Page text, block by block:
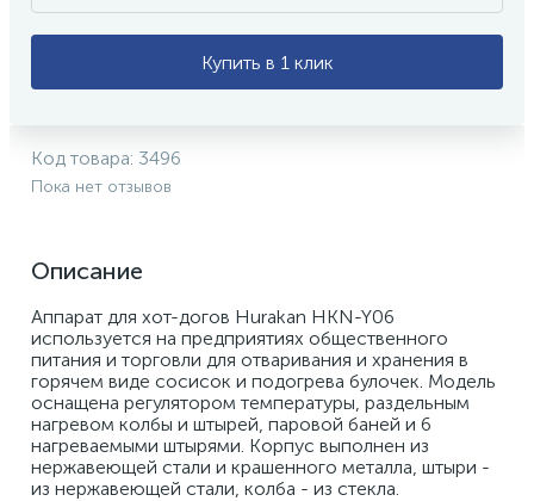
Купить в 1 клик
Код товара: 3496
Пока нет отзывов
Описание
Аппарат для хот-догов Hurakan HKN-Y06
используется на предприятиях общественного
питания и торговли для отваривания и хранения в
горячем виде сосисок и подогрева булочек. Модель
оснащена регулятором температуры, раздельным
нагревом колбы и штырей, паровой баней и 6
нагреваемыми штырями. Корпус выполнен из
нержавеющей стали и крашенного металла, штыри -
из нержавеющей стали, колба - из стекла.